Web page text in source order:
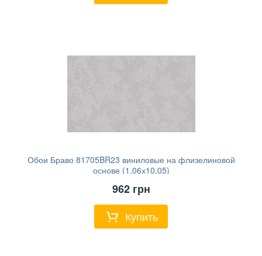
Обои Браво 81705BR23 виниловые на флизелиновой
основе (1,06х10,05)
962грн
Купить